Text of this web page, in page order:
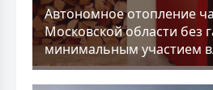
Aвтономное отопление
Московской области без
минимальным участием